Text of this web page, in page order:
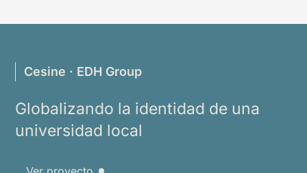
Cesine · EDH Group
Globalizando la identidad de una
universidad local